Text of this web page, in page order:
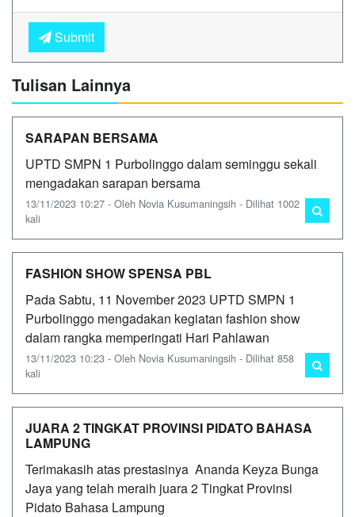
Submit
Tulisan Lainnya
SARAPAN BERSAMA
UPTD SMPN 1 Purbolinggo dalam seminggu sekali
mengadakan sarapan bersama
13/11/2023 10:27 - Oleh Novia Kusumaningsih - Dilihat 1002
kali
FASHION SHOW SPENSA PBL
Pada Sabtu, 11 November 2023 UPTD SMPN 1
Purbolinggo mengadakan kegiatan fashion show
dalam rangka memperingati Hari Pahlawan
13/11/2023 10:23 - Oleh Novia Kusumaningsih - Dilihat 858
kali
JUARA 2 TINGKAT PROVINSI PIDATO BAHASA
LAMPUNG
Terimakasih atas prestasinya Ananda Keyza Bunga
Jaya yang telah meraih juara 2 Tingkat Provinsi
Pidato Bahasa Lampung